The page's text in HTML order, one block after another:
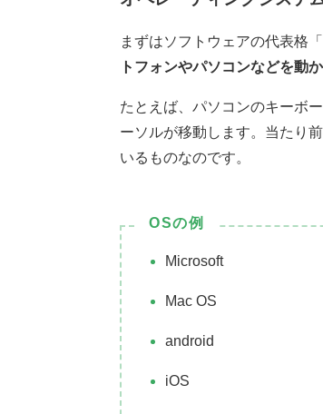
まずはソフトウェアの代表格
トフォンやパソコンなどを動
たとえば、パソコンのキーボ
ーソルが移動します。当たり
いるものなのです。
OSの例
Microsoft
Mac OS
android
iOS